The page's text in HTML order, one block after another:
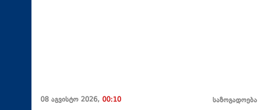
08 აგვისტო 2026, 00:10 საზოგადოება